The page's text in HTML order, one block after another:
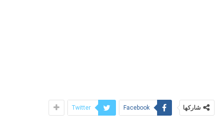
شاركها Facebook
Twitter